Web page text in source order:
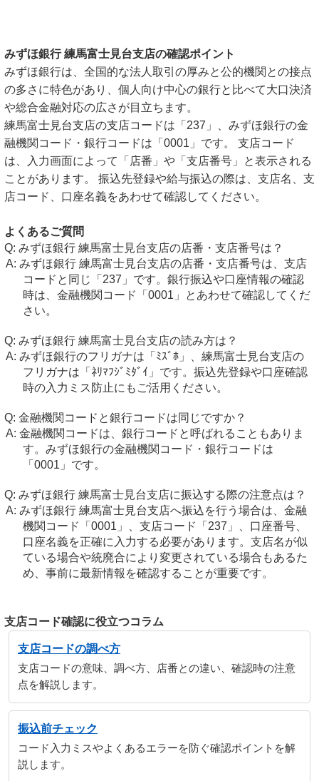
みずほ銀行 練馬富士見台支店の確認ポイント
みずほ銀行は、全国的な法人取引の厚みと公的機関との接点
の多さに特色があり、個人向け中心の銀行と比べて大口決済
や総合金融対応の広さが目立ちます。
練馬富士見台支店の支店コードは「237」、みずほ銀行の金
融機関コード・銀行コードは「0001」です。 支店コード
は、入力画面によって「店番」や「支店番号」と表示される
ことがあります。 振込先登録や給与振込の際は、支店名、支
店コード、口座名義をあわせて確認してください。
よくあるご質問
みずほ銀行 練馬富士見台支店の店番・支店番号は？
みずほ銀行 練馬富士見台支店の店番・支店番号は、支店
コードと同じ「237」です。銀行振込や口座情報の確認
時は、金融機関コード「0001」とあわせて確認してくだ
さい。
みずほ銀行 練馬富士見台支店の読み方は？
みずほ銀行のフリガナは「ﾐｽﾞﾎ」、練馬富士見台支店の
フリガナは「ﾈﾘﾏﾌｼﾞﾐﾀﾞｲ」です。振込先登録や口座確認
時の入力ミス防止にもご活用ください。
金融機関コードと銀行コードは同じですか？
金融機関コードは、銀行コードと呼ばれることもありま
す。みずほ銀行の金融機関コード・銀行コードは
「0001」です。
みずほ銀行 練馬富士見台支店に振込する際の注意点は？
みずほ銀行 練馬富士見台支店へ振込を行う場合は、金融
機関コード「0001」、支店コード「237」、口座番号、
口座名義を正確に入力する必要があります。支店名が似
ている場合や統廃合により変更されている場合もあるた
め、事前に最新情報を確認することが重要です。
支店コード確認に役立つコラム
支店コードの調べ方
支店コードの意味、調べ方、店番との違い、確認時の注意
点を解説します。
振込前チェック
コード入力ミスやよくあるエラーを防ぐ確認ポイントを解
説します。